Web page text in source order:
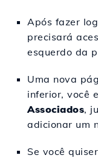
Após fazer
precisará
esquerdo da
Uma nova
inferior, você
Associados,
adicionar um
Se você